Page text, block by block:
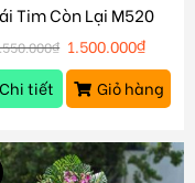
Tim Còn Lại M520
₫ 1.500.000₫
Chi tiết
Giỏ hàng